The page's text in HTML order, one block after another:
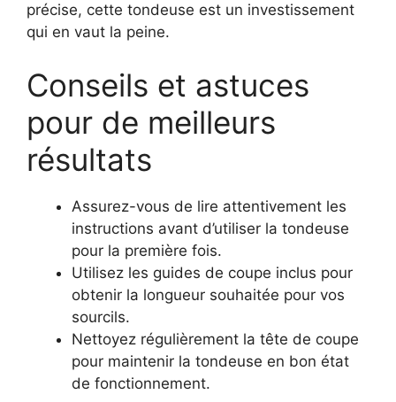
précise, cette tondeuse est un investissement
qui en vaut la peine.
Conseils et astuces
pour de meilleurs
résultats
Assurez-vous de lire attentivement les
instructions avant d’utiliser la tondeuse
pour la première fois.
Utilisez les guides de coupe inclus pour
obtenir la longueur souhaitée pour vos
sourcils.
Nettoyez régulièrement la tête de coupe
pour maintenir la tondeuse en bon état
de fonctionnement.